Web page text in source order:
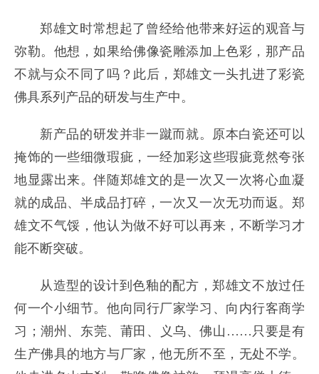
郑雄文时常想起了曾经给他带来好运的观音与
弥勒。他想，如果给佛像瓷雕添加上色彩，那产品
不就与众不同了吗？此后，郑雄文一头扎进了彩瓷
佛具系列产品的研发与生产中。
新产品的研发并非一蹴而就。原本白瓷还可以
掩饰的一些细微瑕疵，一经加彩这些瑕疵竟然夸张
地显露出来。伴随郑雄文的是一次又一次将心血凝
就的成品、半成品打碎，一次又一次无功而返。郑
雄文不气馁，他认为做不好可以再来，不断学习才
能不断突破。
从造型的设计到色釉的配方，郑雄文不放过任
何一个小细节。他向同行厂家学习、向内行客商学
习；潮州、东莞、莆田、义乌、佛山……只要是有
生产佛具的地方与厂家，他无所不至，无处不学。